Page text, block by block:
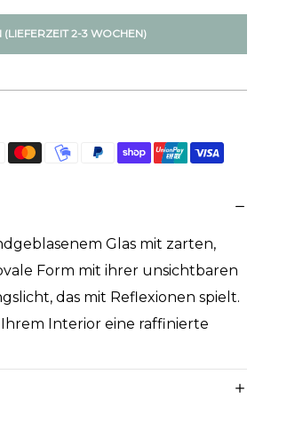
(LIEFERZEIT 2-3 WOCHEN)
Glas mit zarten,
Form mit ihrer unsichtbaren
das mit Reflexionen spielt.
Interior eine raffinierte